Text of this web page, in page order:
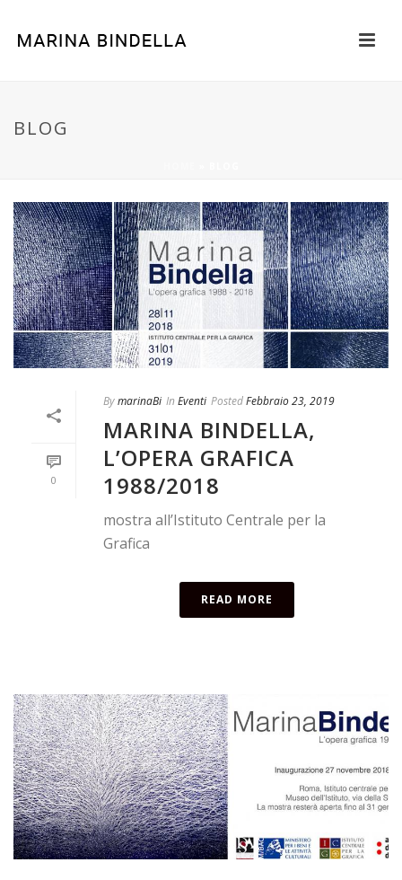
BLOG
0
BymarinaBi In Eventi PostedFebbraio 23, 2019
MARINA BINDELLA,
L’OPERA GRAFICA
1988/2018
mostra all’Istituto Centrale per la
Grafica
READ MORE